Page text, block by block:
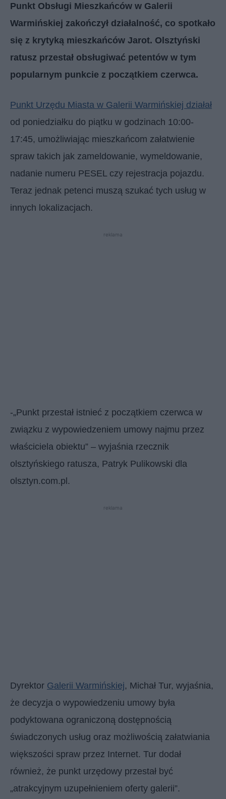
Punkt Obsługi Mieszkańców w Galerii
Warmińskiej zakończył działalność, co spotkało
się z krytyką mieszkańców Jarot. Olsztyński
ratusz przestał obsługiwać petentów w tym
popularnym punkcie z początkiem czerwca.
Punkt Urzędu Miasta w Galerii Warmińskiej działał
od poniedziałku do piątku w godzinach 10:00-
17:45, umożliwiając mieszkańcom załatwienie
spraw takich jak zameldowanie, wymeldowanie,
nadanie numeru PESEL czy rejestracja pojazdu.
Teraz jednak petenci muszą szukać tych usług w
innych lokalizacjach.
reklama
-„Punkt przestał istnieć z początkiem czerwca w
związku z wypowiedzeniem umowy najmu przez
właściciela obiektu” – wyjaśnia rzecznik
olsztyńskiego ratusza, Patryk Pulikowski dla
olsztyn.com.pl.
reklama
Dyrektor Galerii Warmińskiej, Michał Tur, wyjaśnia,
że decyzja o wypowiedzeniu umowy była
podyktowana ograniczoną dostępnością
świadczonych usług oraz możliwością załatwiania
większości spraw przez Internet. Tur dodał
również, że punkt urzędowy przestał być
„atrakcyjnym uzupełnieniem oferty galerii”.